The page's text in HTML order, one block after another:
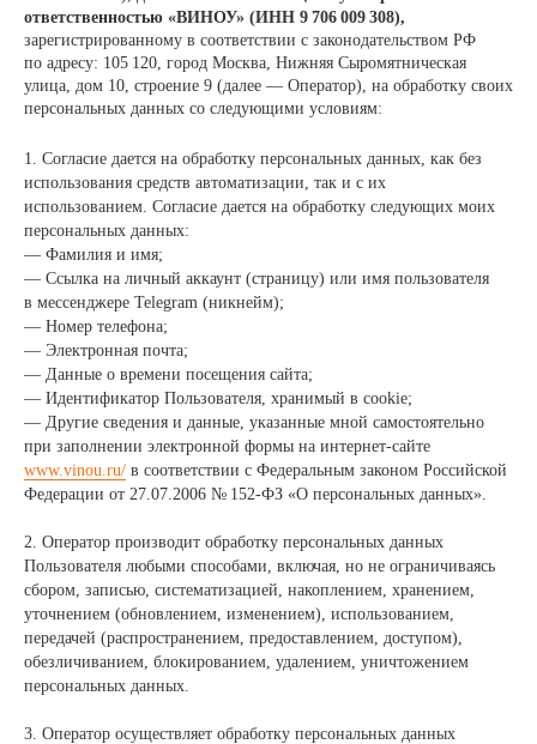
ответственностью «ВИНОУ» (ИНН 9 706 009 308),
зарегистрированному в соответствии с законодательством РФ
по адресу: 105 120, город Москва, Нижняя Сыромятническая
улица, дом 10, строение 9 (далее — Оператор), на обработку своих
персональных данных со следующими условиям:
1. Согласие дается на обработку персональных данных, как без
использования средств автоматизации, так и с их
использованием. Согласие дается на обработку следующих моих
персональных данных:
— Фамилия и имя;
— Ссылка на личный аккаунт (страницу) или имя пользователя
в мессенджере Telegram (никнейм);
— Номер телефона;
— Электронная почта;
— Данные о времени посещения сайта;
— Идентификатор Пользователя, хранимый в cookie;
— Другие сведения и данные, указанные мной самостоятельно
при заполнении электронной формы на интернет-сайте
www.vinou.ru/ в соответствии с Федеральным законом Российской
Федерации от 27.07.2006 № 152-ФЗ «О персональных данных».
2. Оператор производит обработку персональных данных
Пользователя любыми способами, включая, но не ограничиваясь
сбором, записью, систематизацией, накоплением, хранением,
уточнением (обновлением, изменением), использованием,
передачей (распространением, предоставлением, доступом),
обезличиванием, блокированием, удалением, уничтожением
персональных данных.
3. Оператор осуществляет обработку персональных данных